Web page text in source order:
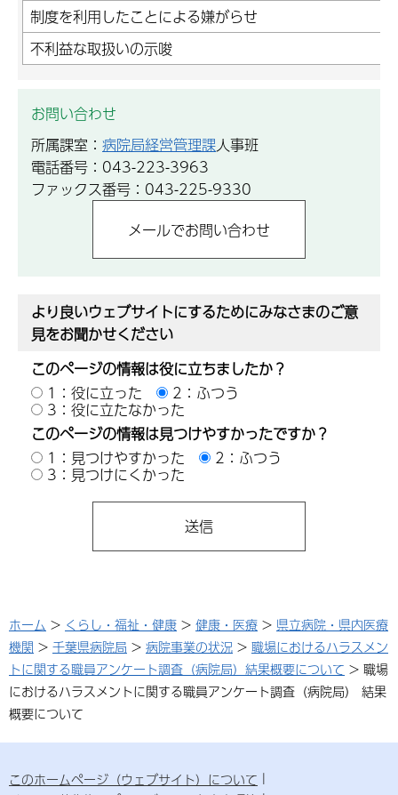
制度を利用したことによる嫌がらせ
不利益な取扱いの示唆
お問い合わせ
所属課室： 病院局経営管理課人事班
電話番号：043-223-3963
ファックス番号：043-225-9330
より良いウェブサイトにするためにみなさまのご意
見をお聞かせください
このページの情報は役に立ちましたか？
1：役に立った
2：ふつう
3：役に立たなかった
このページの情報は見つけやすかったですか？
1：見つけやすかった
2：ふつう
3：見つけにくかった
ホーム > くらし・福祉・健康 > 健康・医療 > 県立病院・県内医療
機関 > 千葉県病院局 > 病院事業の状況 > 職場におけるハラスメン
トに関する職員アンケート調査（病院局）結果概要について > 職場
におけるハラスメントに関する職員アンケート調査（病院局） 結果
概要について
このホームページ（ウェブサイト）について